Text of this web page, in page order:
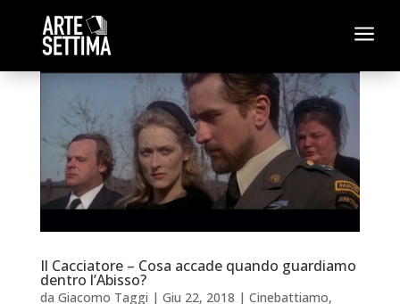
a
Il Cacciatore – Cosa accade quando guardiamo
dentro l’Abisso?
da Giacomo Taggi | Giu 22, 2018 | Cinebattiamo,